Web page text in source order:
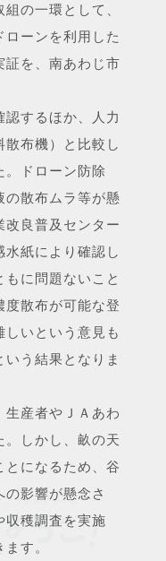
の一環として、
ーンを利用した
証を、南あわじ市
するほか、人力
布機）と比較し
。ドローン防除
の散布ムラ等が懸
改良普及センター
紙により確認し
に問題ないこと
度散布が可能な登
いという意見も
う結果となりま
生産者やＪＡあわ
。しかし、畝の天
とになるため、谷
影響が懸念さ
収穫調査を実施
す。